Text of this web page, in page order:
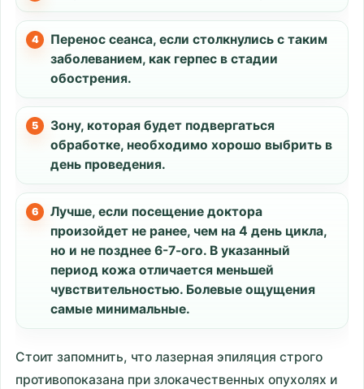
Перенос сеанса, если столкнулись с таким
заболеванием, как герпес в стадии
обострения.
Зону, которая будет подвергаться
обработке, необходимо хорошо выбрить в
день проведения.
Лучше, если посещение доктора
произойдет не ранее, чем на 4 день цикла,
но и не позднее 6-7-ого. В указанный
период кожа отличается меньшей
чувствительностью. Болевые ощущения
самые минимальные.
Стоит запомнить, что лазерная эпиляция строго
противопоказана при злокачественных опухолях и